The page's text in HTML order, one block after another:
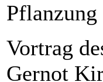
Pflanzung
Vortrag
Gernot